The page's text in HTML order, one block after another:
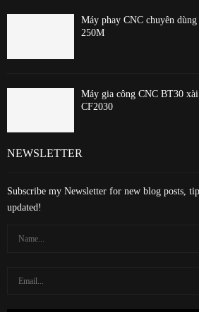
Máy phay CNC chuyên
250M
Máy gia công CNC BT30
CF2030
NEWSLETTER
Subscribe my Newsletter for new blog posts,
updated!